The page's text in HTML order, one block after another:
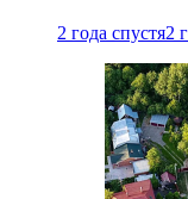
2 года спустя2